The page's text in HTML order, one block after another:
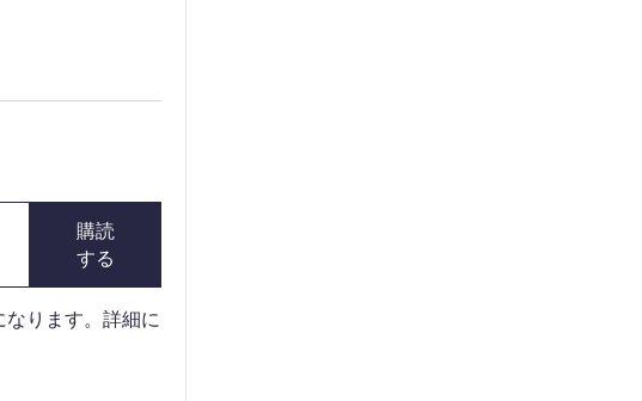
購読
する
ります。詳細に